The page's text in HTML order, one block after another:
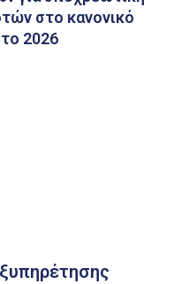
στο κανονικό
2026